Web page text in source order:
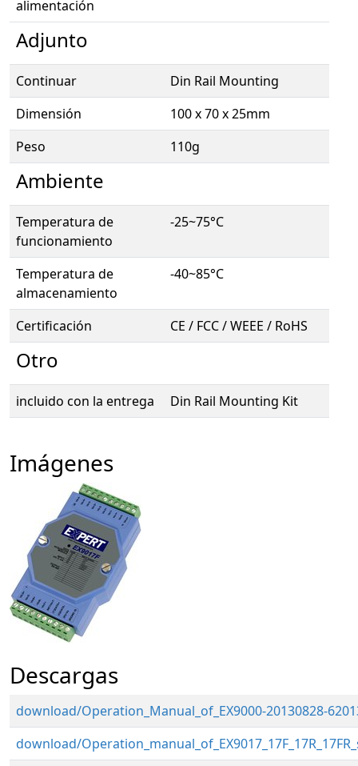
alimentación
Adjunto
Continuar
Din Rail Mounting
Dimensión
100 x 70 x 25mm
Peso
110g
Ambiente
Temperatura de
funcionamiento
-25~75°C
Temperatura de
almacenamiento
-40~85°C
Certificación CE / FCC / WEEE / RoHS
Otro
incluido con la entrega Din Rail Mounting Kit
Imágenes
Descargas
download/Operation_Manual_of_EX9000-20130828-
download/